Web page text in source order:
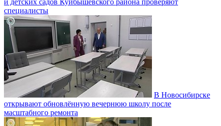
специалисты
В Новосибирске
открывают обновлённую вечернюю школу после
масштабного ремонта